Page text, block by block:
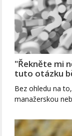
"Řekněte mi
tuto otázku
Bez ohledu na
manažerskou